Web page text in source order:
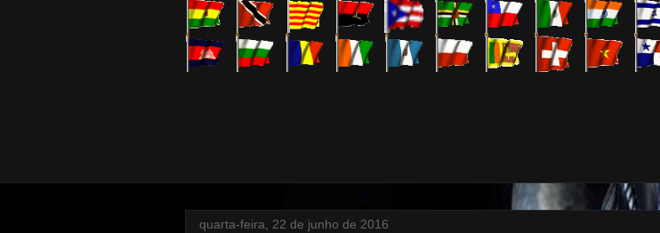
quarta-feira, 22 de junho de 2016